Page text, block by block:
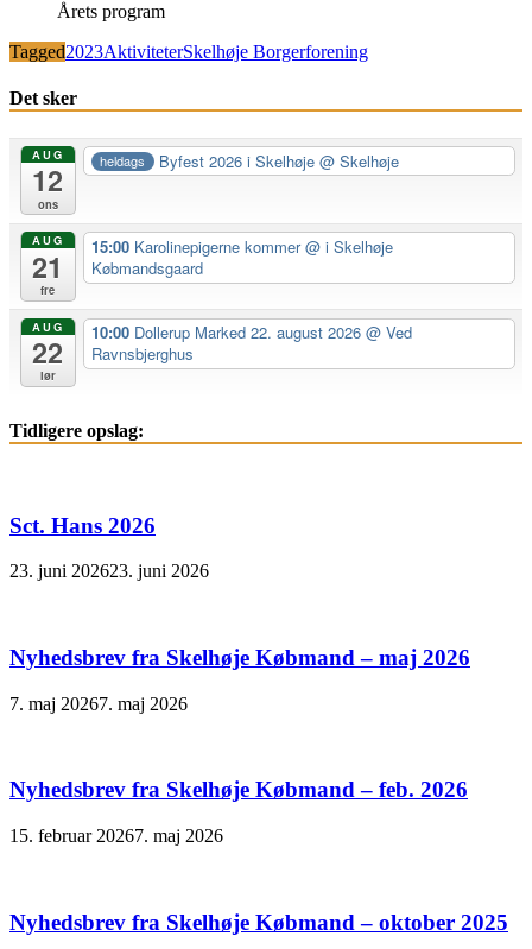
Årets program
Tagged2023AktiviteterSkelhøje Borgerforening
Det sker
AUG
12
ons
heldags Byfest 2026 i Skelhøje@ Skelhøje
AUG
21
fre
15:00 Karolinepigerne kommer@ i Skelhøje
Købmandsgaard
AUG
22
lør
10:00 Dollerup Marked 22. august 2026 @ Ved
Ravnsbjerghus
Tidligere opslag:
Sct. Hans 2026
23. juni 202623. juni 2026
Nyhedsbrev fra Skelhøje Købmand – maj 2026
7. maj 20267. maj 2026
Nyhedsbrev fra Skelhøje Købmand – feb. 2026
15. februar 20267. maj 2026
Nyhedsbrev fra Skelhøje Købmand – oktober 2025